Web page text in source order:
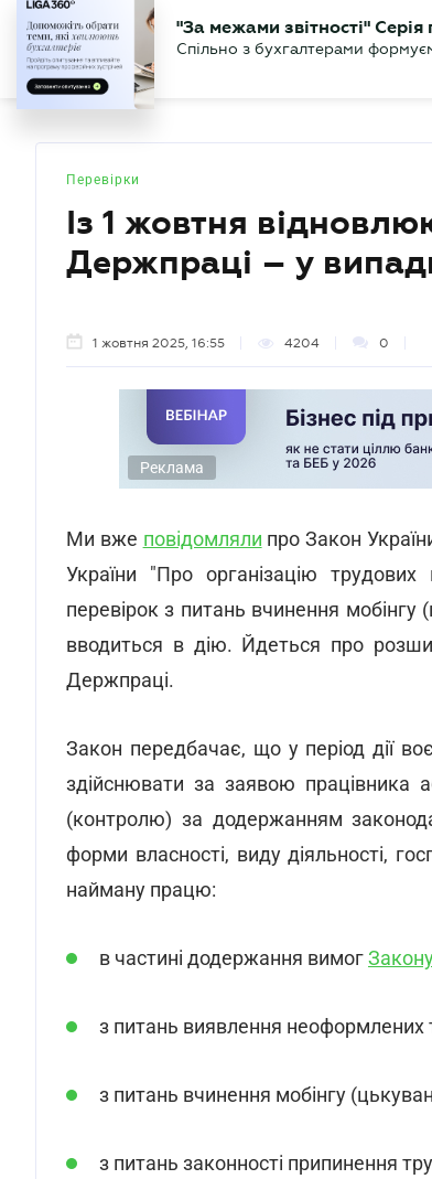
БІЗНЕСУ
БУХГАЛТЕР.UA
"За межами звітності" Серія
Перевірки
Із 1 жовтня
Держпраці – у
1 жовтня 2025, 16:55 4204 0
Реклама
Ми вжеповідомлялипро Закон
України "Про організацію
перевірок з питань вчинення мобінгу
вводиться в дію. Йдеться про
Держпраці.
Закон передбачає, що у період дії
здійснювати за заявою працівника
(контролю) за додержанням
форми власності, виду діяльності,
найману працю:
в частині додержання вимог
з питань виявлення неоформлених
з питань вчинення мобінгу
з питань законності припинення